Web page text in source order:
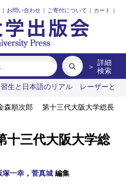
| お問い合わせ | ご寄付について | カート |
＞ 詳細
検索
生と日本語のリアル
レーザーと
B1 5周年記念記録集 上方遊歩
森順次郎 第十三代大阪大学総長
三代大阪大学総
塚一幸 ， 菅真城 編集